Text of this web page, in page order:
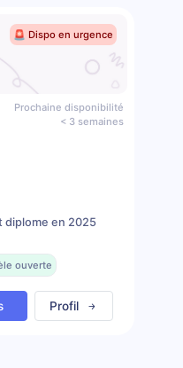
🚨 Dispo en urgence
Prochaine disponibilité
< 3 semaines
en 2025
ouverte
Profil